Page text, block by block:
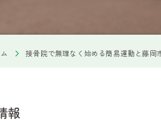
接骨院で無理なく始める簡易運動と藤岡
報